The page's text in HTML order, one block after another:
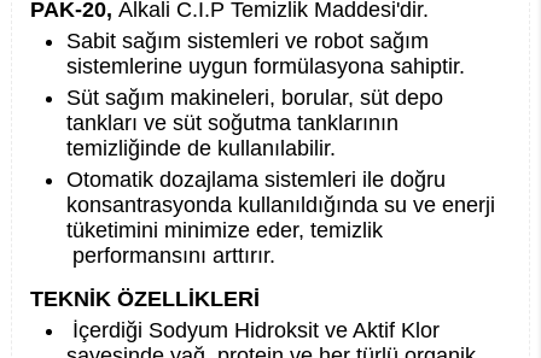
PAK-20,Alkali C.I.P Temizlik Maddesi'dir.
Sabit sağım sistemleri ve robot sağım
sistemlerine uygun formülasyona sahiptir.
Süt sağım makineleri, borular, süt depo
tankları ve süt soğutma tanklarının
temizliğinde de kullanılabilir.
Otomatik dozajlama sistemleri ile doğru
konsantrasyonda kullanıldığında su ve enerji
tüketimini minimize eder, temizlik
performansını arttırır.
TEKNİK ÖZELLİKLERİ
İçerdiği Sodyum Hidroksit ve Aktif Klor